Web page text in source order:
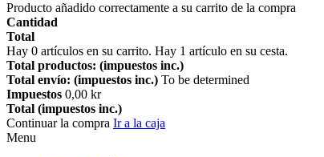
Producto añadido correctamente a su carrito de la compra
Cantidad
Total
Hay 0 artículos en su carrito. Hay 1 artículo en su cesta.
Total productos: (impuestos inc.)
Total envío: (impuestos inc.) To be determined
Impuestos 0,00 kr
Total (impuestos inc.)
Continuar la compra Ir a la caja
Menu